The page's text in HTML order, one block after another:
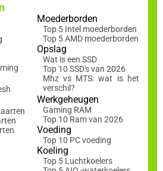
Moederborden
Top 5 Intel moederborden
Top 5 AMD moederborden
Opslag
Wat is een SSD
Top 10 SSD's van 2026
Mhz vs MTS: wat is het
verschil?
Werkgeheugen
Gaming RAM
Top 10 Ram van 2026
Voeding
Top 10 PC voeding
Koeling
Top 5 Luchtkoelers